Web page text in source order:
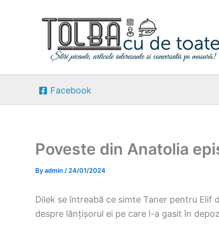
Facebook
Poveste din Anatolia
Byadmin / 24/01/2024
Dilek se întreabă ce simte Taner pentru Elif
despre lănțișorul ei pe care l-a gasit în